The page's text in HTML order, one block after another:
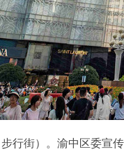
参与隐患排查
行街）。渝中区委宣